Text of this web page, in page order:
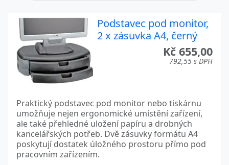
Podstavec pod monitor,
2 x zásuvka A4, černý
Kč 655,00
792,55 s DPH
Praktický podstavec pod monitor nebo tiskárnu
umožňuje nejen ergonomické umístění zařízení,
ale také přehledné uložení papíru a drobných
kancelářských potřeb. Dvě zásuvky formátu A4
poskytují dostatek úložného prostoru přímo pod
pracovním zařízením.